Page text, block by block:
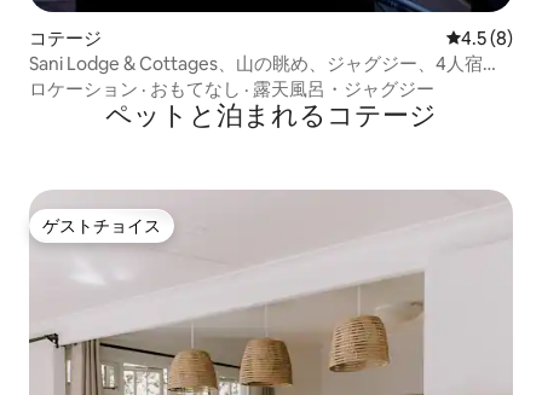
コテージ レビュー8
4.5 (8)
Sani Lodge & Cottages、山の眺め、ジャグジー、4人宿泊
可能
ロケーション · おもてなし · 露天風呂・ジャグジー
ペットと泊まれるコテージ
ゲストチョイス
ゲストチョイス